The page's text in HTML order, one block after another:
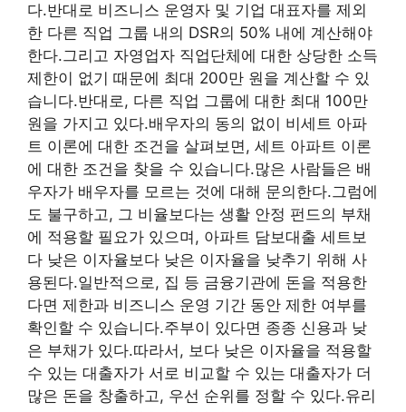
다.반대로 비즈니스 운영자 및 기업 대표자를 제외
한 다른 직업 그룹 내의 DSR의 50% 내에 계산해야
한다.그리고 자영업자 직업단체에 대한 상당한 소득
제한이 없기 때문에 최대 200만 원을 계산할 수 있
습니다.반대로, 다른 직업 그룹에 대한 최대 100만
원을 가지고 있다.배우자의 동의 없이 비세트 아파
트 이론에 대한 조건을 살펴보면, 세트 아파트 이론
에 대한 조건을 찾을 수 있습니다.많은 사람들은 배
우자가 배우자를 모르는 것에 대해 문의한다.그럼에
도 불구하고, 그 비율보다는 생활 안정 펀드의 부채
에 적용할 필요가 있으며, 아파트 담보대출 세트보
다 낮은 이자율보다 낮은 이자율을 낮추기 위해 사
용된다.일반적으로, 집 등 금융기관에 돈을 적용한
다면 제한과 비즈니스 운영 기간 동안 제한 여부를
확인할 수 있습니다.주부이 있다면 종종 신용과 낮
은 부채가 있다.따라서, 보다 낮은 이자율을 적용할
수 있는 대출자가 서로 비교할 수 있는 대출자가 더
많은 돈을 창출하고, 우선 순위를 정할 수 있다.유리